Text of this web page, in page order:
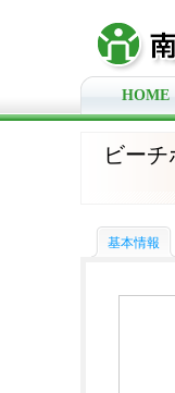
HOME
ビー
基本情報